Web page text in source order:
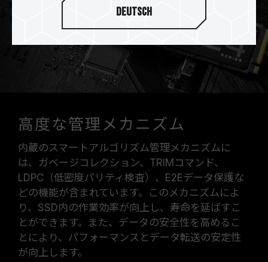
高度な管理メカニズム
内蔵のスマートアルゴリズム管理メカニズムに
は、ガベージコレクション、TRIMコマンド、
LDPC（低密度パリティ検査）、E2Eデータ保護な
どの機能が含まれています。このメカニズムによ
り、SSD内の作業効率が向上し、寿命を延ばすこ
とができます。また、データの安全性を高めるこ
とにより、パフォーマンスとデータ転送の安定性
が向上します。
Deutsch